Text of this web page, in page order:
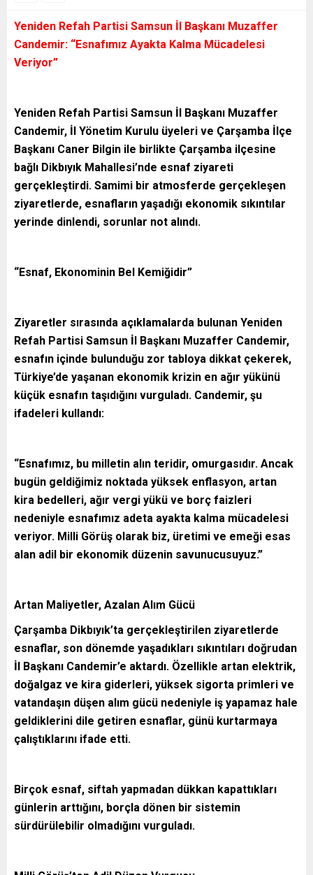
Yeniden Refah Partisi Samsun İl Başkanı Muzaffer
Candemir: “Esnafımız Ayakta Kalma Mücadelesi
Veriyor”
Yeniden Refah Partisi Samsun İl Başkanı Muzaffer
Candemir, İl Yönetim Kurulu üyeleri ve Çarşamba İlçe
Başkanı Caner Bilgin ile birlikte Çarşamba ilçesine
bağlı Dikbıyık Mahallesi’nde esnaf ziyareti
gerçekleştirdi. Samimi bir atmosferde gerçekleşen
ziyaretlerde, esnafların yaşadığı ekonomik sıkıntılar
yerinde dinlendi, sorunlar not alındı.
“Esnaf, Ekonominin Bel Kemiğidir”
Ziyaretler sırasında açıklamalarda bulunan Yeniden
Refah Partisi Samsun İl Başkanı Muzaffer Candemir,
esnafın içinde bulunduğu zor tabloya dikkat çekerek,
Türkiye’de yaşanan ekonomik krizin en ağır yükünü
küçük esnafın taşıdığını vurguladı. Candemir, şu
ifadeleri kullandı:
“Esnafımız, bu milletin alın teridir, omurgasıdır. Ancak
bugün geldiğimiz noktada yüksek enflasyon, artan
kira bedelleri, ağır vergi yükü ve borç faizleri
nedeniyle esnafımız adeta ayakta kalma mücadelesi
veriyor. Milli Görüş olarak biz, üretimi ve emeği esas
alan adil bir ekonomik düzenin savunucusuyuz.”
Artan Maliyetler, Azalan Alım Gücü
Çarşamba Dikbıyık’ta gerçekleştirilen ziyaretlerde
esnaflar, son dönemde yaşadıkları sıkıntıları doğrudan
İl Başkanı Candemir’e aktardı. Özellikle artan elektrik,
doğalgaz ve kira giderleri, yüksek sigorta primleri ve
vatandaşın düşen alım gücü nedeniyle iş yapamaz hale
geldiklerini dile getiren esnaflar, günü kurtarmaya
çalıştıklarını ifade etti.
Birçok esnaf, siftah yapmadan dükkan kapattıkları
günlerin arttığını, borçla dönen bir sistemin
sürdürülebilir olmadığını vurguladı.